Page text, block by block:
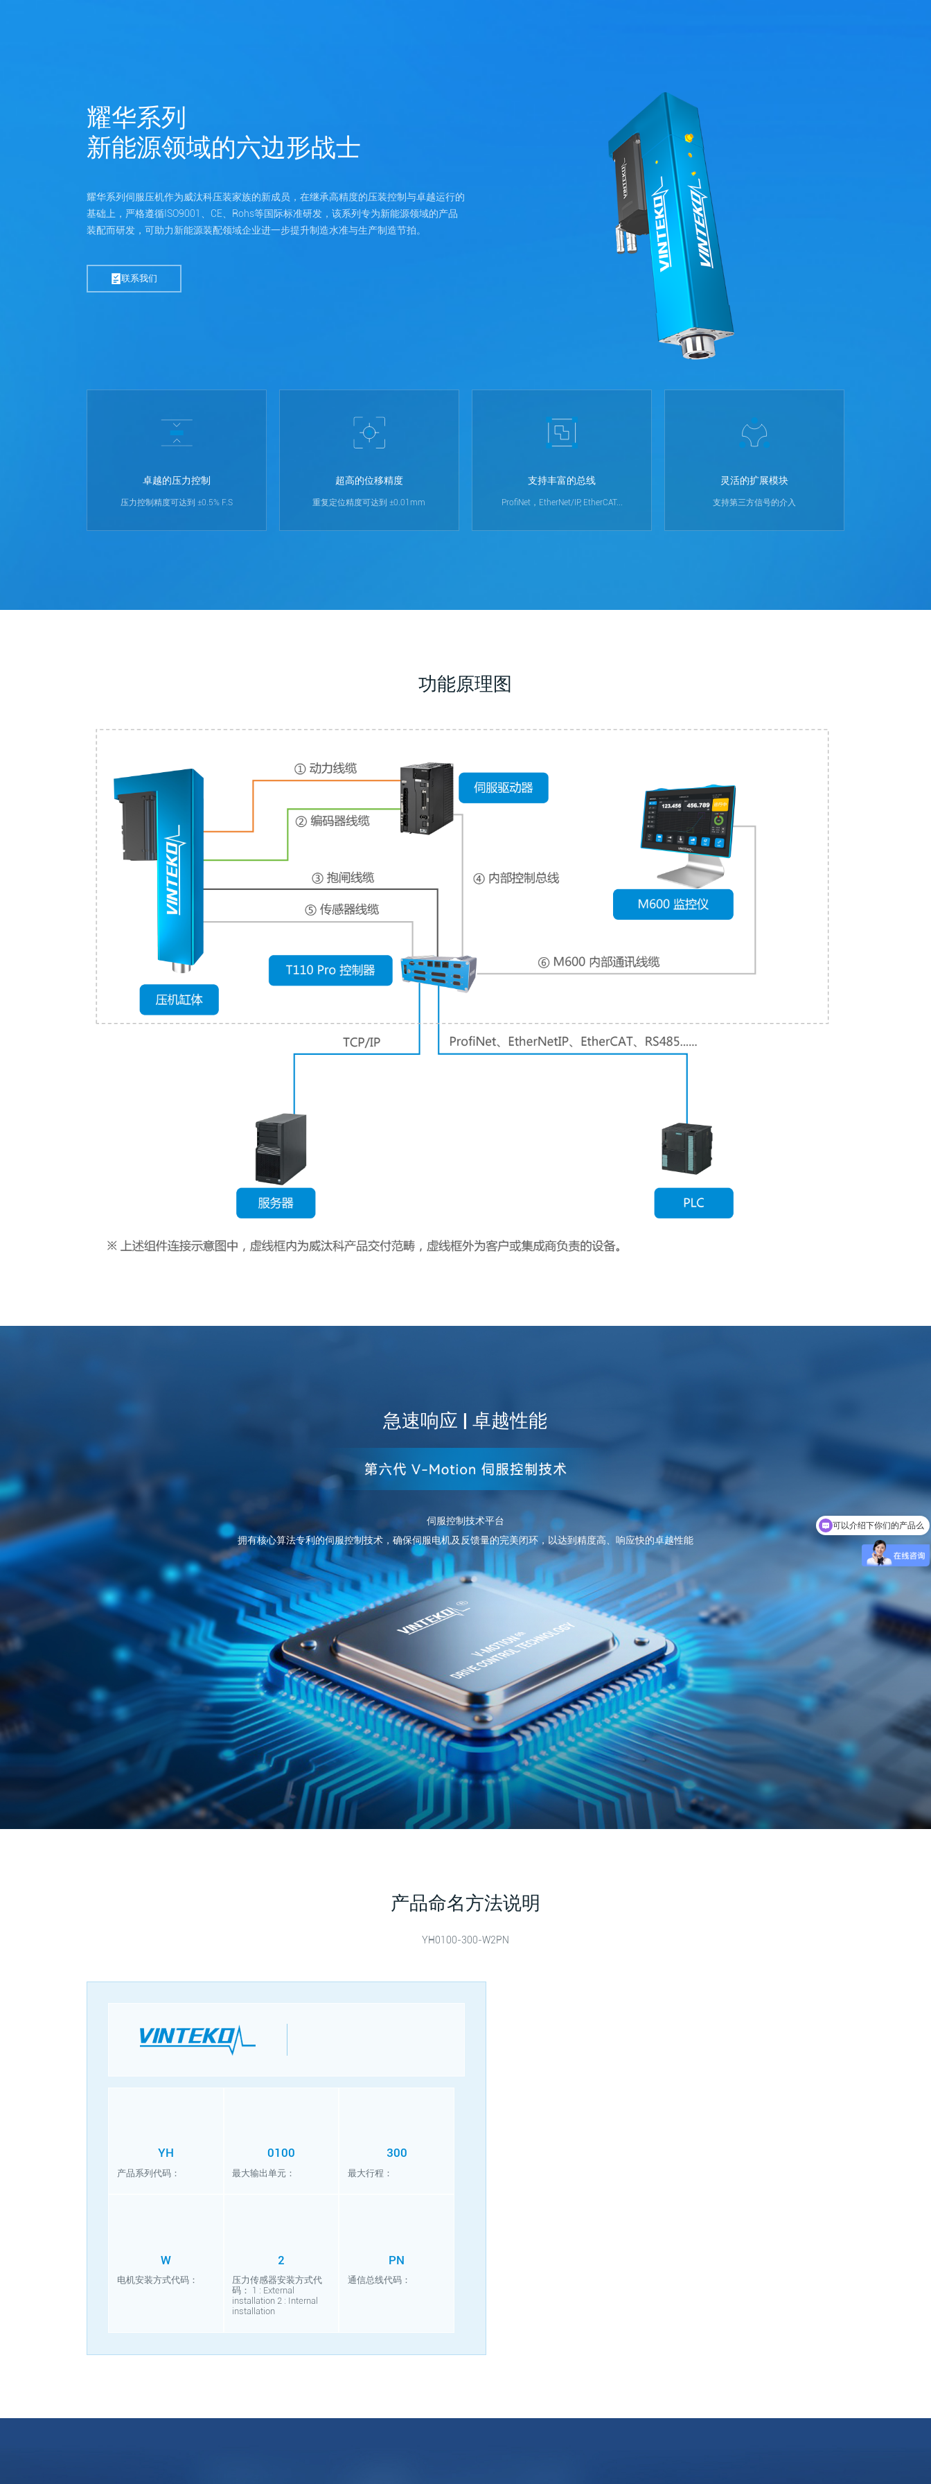
耀华系列
新能源领域的六边形战士
耀华系列伺服压机作为威汰科压装家族的新成员，在继承高精度的压装控制与卓越运行的
基础上，严格遵循ISO9001、CE、Rohs等国际标准研发，该系列专为新能源领域的产品
装配而研发，可助力新能源装配领域企业进一步提升制造水准与生产制造节拍。
联系我们
卓越的压力控制
压力控制精度可达到 ±0.5% F.S
超高的位移精度
重复定位精度可达到 ±0.01mm
支持丰富的总线
ProfiNet，EtherNet/IP, EtherCAT...
灵活的扩展模块
支持第三方信号的介入
功能原理图
急速响应 | 卓越性能
伺服控制技术平台
拥有核心算法专利的伺服控制技术，确保伺服电机及反馈量的完美闭环，以达到精度高、响应快的卓越性能
产品命名方法说明
YH0100-300-W2PN
YH
产品系列代码：
0100
最大输出单元：
300
最大行程：
W
电机安装方式代码：
2
压力传感器安装方式代
码： 1 : External
installation 2 : Internal
installation
PN
通信总线代码：
你们是怎么收费的呢